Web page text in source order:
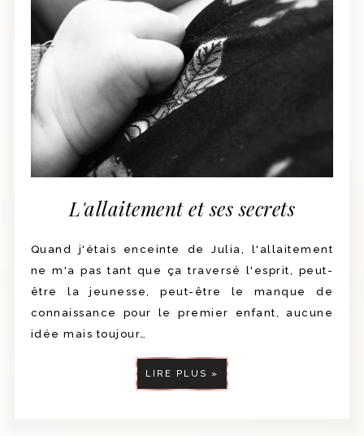
L'allaitement et ses secrets
Quand j'étais enceinte de Julia, l'allaitement
ne m'a pas tant que ça traversé l'esprit, peut-
être la jeunesse, peut-être le manque de
connaissance pour le premier enfant, aucune
idée mais toujour…
LIRE PLUS »